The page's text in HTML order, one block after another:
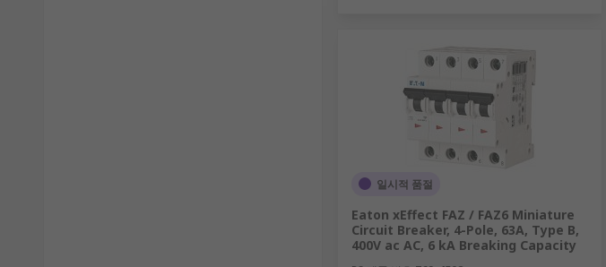
일시적 품절
Eaton xEffect FAZ / FAZ6 Miniature
Circuit Breaker, 4-Pole, 63A, Type B,
400V ac AC, 6 kA Breaking Capacity